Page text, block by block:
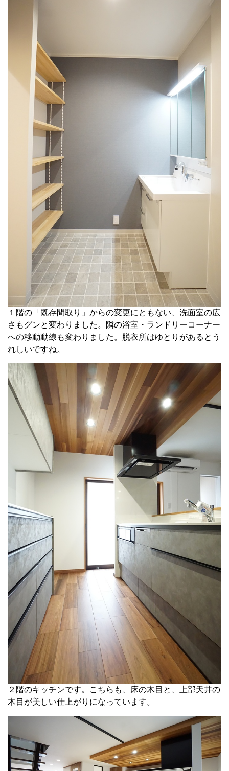
１階の「既存間取り」からの変更にともない、洗面室の広
さもグンと変わりました。隣の浴室・ランドリーコーナー
への移動動線も変わりました。脱衣所はゆとりがあるとう
れしいですね。
２階のキッチンです。こちらも、床の木目と、上部天井の
木目が美しい仕上がりになっています。